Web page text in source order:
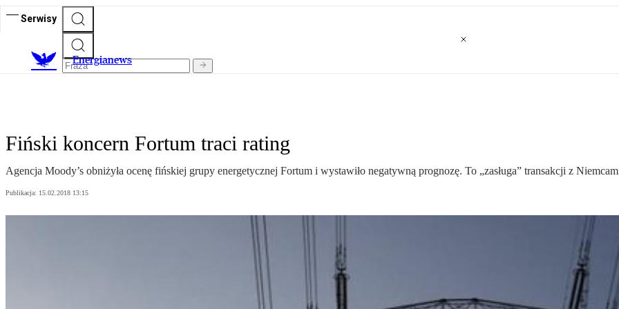
Serwisy
Energianews
Fiński koncern Fortum traci rating
Agencja Moody’s obniżyła ocenę fińskiej grupy energetycznej Fortum i wystawiło negatywną prognozę. To „zasługa” transakcji z
Publikacja: 15.02.2018 13:15